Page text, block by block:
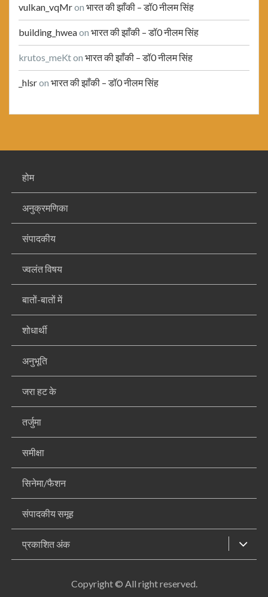
vulkan_vqMron भारत की झाँकी – डॉ0 नीलम सिंह
building_hweaon भारत की झाँकी – डॉ0 नीलम सिंह
krutos_meKton भारत की झाँकी – डॉ0 नीलम सिंह
_hlsron भारत की झाँकी – डॉ0 नीलम सिंह
होम
अनुक्रमणिका
संपादकीय
ज्वलंत विषय
बातों-बातों में
शोधार्थी
अनुभूति
जरा हट के
तर्जुमा
समीक्षा
सिनेमा/फैशन
संपादकीय समूह
प्रकाशित अंक
Copyright © All right reserved.